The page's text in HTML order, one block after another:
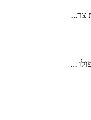
נעלי נשים ZA נעלי יחיד חדשות צרפתיות שטוחות חצי החלקה סנדלים אופנה לבישה חיצונית שרשרת נעלי בית עם מרובע אצבעות
חולצה מכופתרת קצרה גברים פולו ראלף לורן